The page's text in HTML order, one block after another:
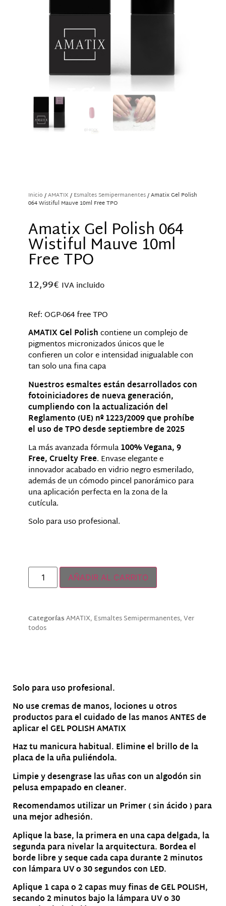
Inicio /AMATIX / Esmaltes Semipermanentes/ Amatix Gel Polish
064 Wistiful Mauve 10ml Free TPO
Amatix Gel Polish 064
Wistiful Mauve 10ml
Free TPO
12,99€ IVA incluido
Ref: OGP-064 free TPO
AMATIX Gel Polishcontiene un complejo de
pigmentos micronizados únicos que le
confieren un color e intensidad inigualable con
tan solo una fina capa
Nuestros esmaltes están desarrollados con
fotoiniciadores de nueva generación,
cumpliendo con la actualización del
Reglamento (UE) nº 1223/2009 que prohíbe
el uso de TPO desde septiembre de 2025
La más avanzada fórmula100% Vegana, 9
Free, Cruelty Free. Envase elegante e
innovador acabado en vidrio negro esmerilado,
además de un cómodo pincel panorámico para
una aplicación perfecta en la zona de la
cutícula.
Solo para uso profesional.
AÑADIR AL CARRITO
CategoríasAMATIX, Esmaltes Semipermanentes,Ver
todos
Solo para uso profesional.
No use cremas de manos, lociones u otros
productos para el cuidado de las manos ANTES de
aplicar el GEL POLISH AMATIX
Haz tu manicura habitual. Elimine el brillo de la
placa de la uña puliéndola.
Limpie y desengrase las uñas con un algodón sin
pelusa empapado en cleaner.
Recomendamos utilizar un Primer ( sin ácido ) para
una mejor adhesión.
Aplique la base, la primera en una capa delgada, la
segunda para nivelar la arquitectura. Bordea el
borde libre y seque cada capa durante 2 minutos
con lámpara UV o 30 segundos con LED.
Aplique 1 capa o 2 capas muy finas de GEL POLISH,
secando 2 minutos bajo la lámpara UV o 30